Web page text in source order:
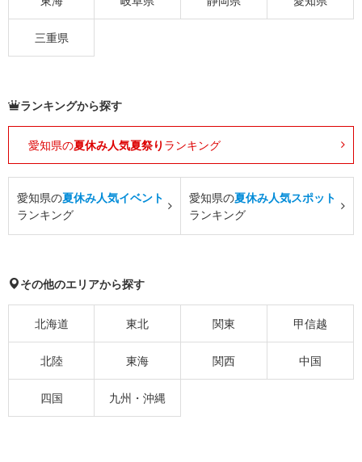
三重県
ランキングから探す
愛知県の夏休み人気夏祭り ランキング
愛知県の夏休み人気イベント
ランキング
愛知県の夏休み人気スポット
ランキング
その他のエリアから探す
北海道 東北 関東 甲信越
北陸 東海 関西 中国
四国 九州・沖縄